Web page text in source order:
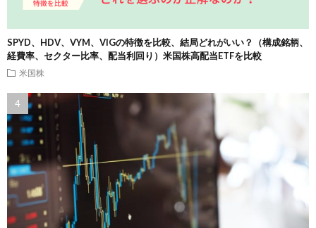
SPYD、HDV、VYM、VIGの特徴を比較、結局どれがいい？（構成銘柄、
経費率、セクター比率、配当利回り）米国株高配当ETFを比較
米国株